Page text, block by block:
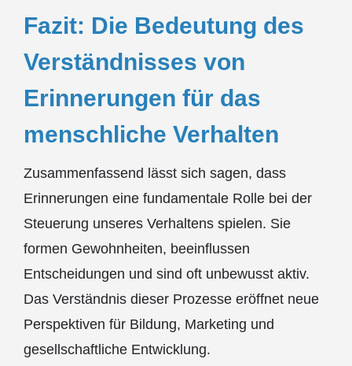
Fazit: Die Bedeutung des
Verständnisses von
Erinnerungen für das
menschliche Verhalten
Zusammenfassend lässt sich sagen, dass
Erinnerungen eine fundamentale Rolle bei der
Steuerung unseres Verhaltens spielen. Sie
formen Gewohnheiten, beeinflussen
Entscheidungen und sind oft unbewusst aktiv.
Das Verständnis dieser Prozesse eröffnet neue
Perspektiven für Bildung, Marketing und
gesellschaftliche Entwicklung.